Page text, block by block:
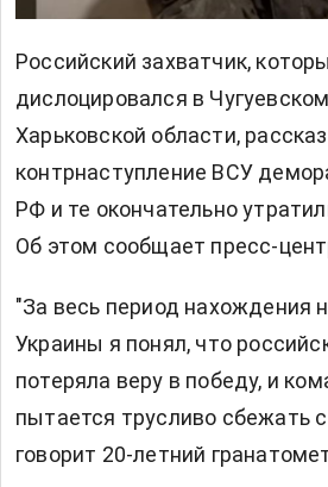
Российский захватчик,
дислоцировался в
Харьковской области,
контрнаступление ВСУ
РФ и те окончательно
Об этом сообщает пресс-
"За весь период нахождения
Украины я понял, что
потеряла веру в победу, и
пытается трусливо сбежать
говорит 20-летний